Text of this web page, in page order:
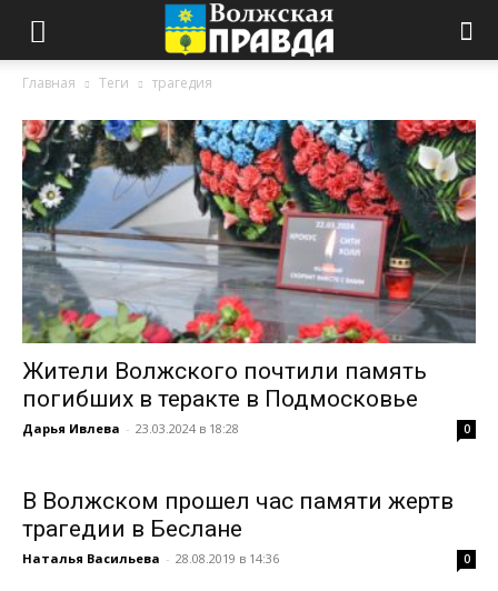
Главная Теги трагедия
Жители Волжского почтили память
погибших в теракте в Подмосковье
Дарья Ивлева - 23.03.2024 в 18:28 0
В Волжском прошел час памяти жертв
трагедии в Беслане
Наталья Васильева - 28.08.2019 в 14:36 0